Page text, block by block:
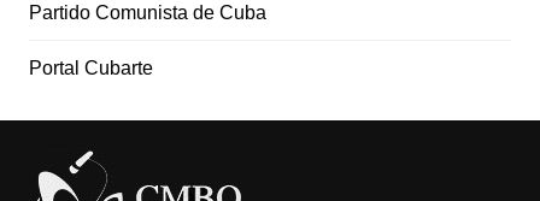
Partido Comunista de Cuba
Portal Cubarte